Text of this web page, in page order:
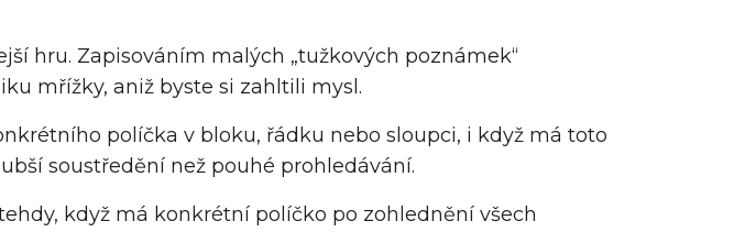
hru. Zapisováním malých „tužkových poznámek“
mřížky, aniž byste si zahltili mysl.
políčka v bloku, řádku nebo sloupci, i když má toto
soustředění než pouhé prohledávání.
když má konkrétní políčko po zohlednění všech